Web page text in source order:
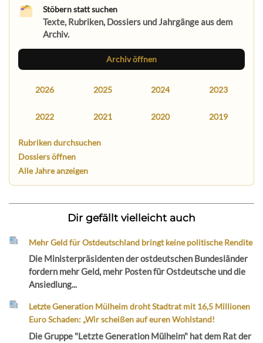
Stöbern statt suchen
Texte, Rubriken, Dossiers und Jahrgänge aus dem
Archiv.
Archiv öffnen
2026 2025 2024 2023
2022 2021 2020 2019
Rubriken durchsuchen
Dossiers öffnen
Alle Jahre anzeigen
Dir gefällt vielleicht auch
Mehr Geld für Ostdeutschland bringt keine politische Rendite
Die Ministerpräsidenten der ostdeutschen Bundesländer
fordern mehr Geld, mehr Posten für Ostdeutsche und die
Ansiedlung...
Letzte Generation Mülheim droht Stadtrat mit 16,5 Millionen
Euro Schaden: „Wir scheißen auf euren Wohlstand!
Die Gruppe "Letzte Generation Mülheim" hat dem Rat der